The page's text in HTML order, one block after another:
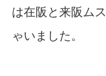
は在阪と来阪ム
ゃいました。